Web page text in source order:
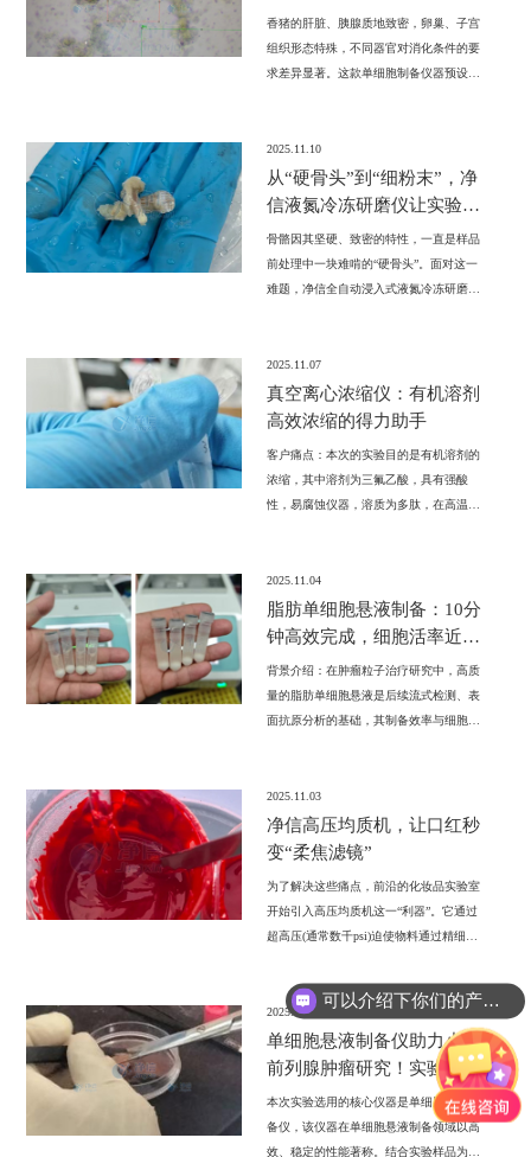
器”，肝脏卵巢子宫胰腺全
能打
香猪的肝脏、胰腺质地致密，卵巢、子宫
组织形态特殊，不同器官对消化条件的要
求差异显著。这款单细胞制备仪器预设多
2025.11.10
从“硬骨头”到“细粉末”，净
信液氮冷冻研磨仪让实验更
高效！
骨骼因其坚硬、致密的特性，一直是样品
前处理中一块难啃的“硬骨头”。面对这一
难题，净信全自动浸入式液氮冷冻研磨仪
2025.11.07
真空离心浓缩仪：有机溶剂
高效浓缩的得力助手
客户痛点：本次的实验目的是有机溶剂的
浓缩，其中溶剂为三氟乙酸，具有强酸
性，易腐蚀仪器，溶质为多肽，在高温中
2025.11.04
脂肪单细胞悬液制备：10分
钟高效完成，细胞活率近
100%
背景介绍：在肿瘤粒子治疗研究中，高质
量的脂肪单细胞悬液是后续流式检测、表
面抗原分析的基础，其制备效率与细胞活
CKSM-4WK 单细胞悬液制备仪完成脂肪组
织单细胞悬液制备实验，凭借优异表现获
得终端高度认可!
2025.11.03
净信高压均质机，让口红秒
变“柔焦滤镜”
为了解决这些痛点，前沿的化妆品实验室
开始引入高压均质机这一“利器”。它通过
超高压(通常数千psi)迫使物料通过精细的
应，能将团聚的色粉颗粒“粉碎”至微米甚
至纳米级别，并使其均匀稳定地分散于整
个体系，从而打造出品质好的口红。
2025.10.29
单细胞悬液制备仪助力小鼠
前列腺肿瘤研究！实验效果
显著！！！
本次实验选用的核心仪器是单细胞悬液制
备仪，该仪器在单细胞悬液制备领域以高
效、稳定的性能著称。结合实验样品为小
可以介绍下你们的产品么?
你们的产品怎么收费的呢?